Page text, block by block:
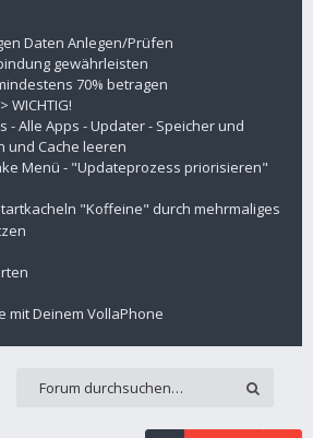
Daten Anlegen/Prüfen
gewährleisten
70% betragen
WICHTIG!
- Alle Apps - Updater - Speicher und
und Cache leeren
Menü - "Updateprozess priorisieren"
"Koffeine" durch mehrmaliges
mit Deinem VollaPhone